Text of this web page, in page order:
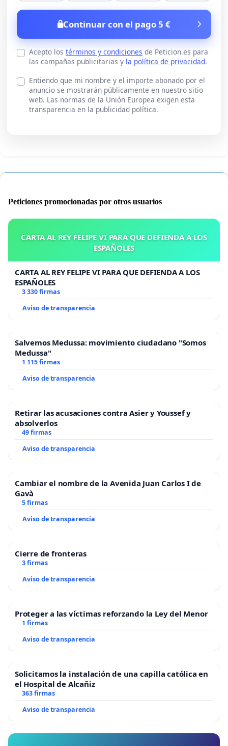
Continuar con el pago 5 €
Acepto los términos y condiciones de Peticion.es para
las campañas publicitarias y la política de privacidad.
Entiendo que mi nombre y el importe abonado por el
anuncio se mostrarán públicamente en nuestro sitio
web. Las normas de la Unión Europea exigen esta
transparencia en la publicidad política.
Peticiones promocionadas por otros usuarios
CARTA AL REY FELIPE VI PARA QUE DEFIENDA A LOS
ESPAÑOLES
CARTA AL REY FELIPE VI PARA QUE DEFIENDA A LOS
ESPAÑOLES
3 330 firmas
Aviso de transparencia
Salvemos Medussa: movimiento ciudadano "Somos
Medussa"
1 115 firmas
Aviso de transparencia
Retirar las acusaciones contra Asier y Youssef y
absolverlos
49 firmas
Aviso de transparencia
Cambiar el nombre de la Avenida Juan Carlos I de
Gavà
5 firmas
Aviso de transparencia
Cierre de fronteras
3 firmas
Aviso de transparencia
Proteger a las víctimas reforzando la Ley del Menor
1 firmas
Aviso de transparencia
Solicitamos la instalación de una capilla católica en
el Hospital de Alcañiz
363 firmas
Aviso de transparencia